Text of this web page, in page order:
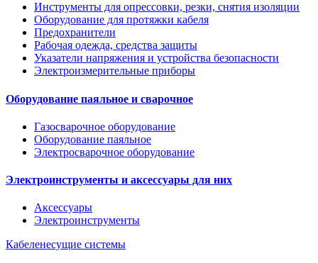
Инструменты для опрессовки, резки, снятия изоляции
Оборудование для протяжки кабеля
Предохранители
Рабочая одежда, средства защиты
Указатели напряжения и устройства безопасности
Электроизмерительные приборы
Оборудование паяльное и сварочное
Газосварочное оборудование
Оборудование паяльное
Электросварочное оборудование
Электроинструменты и аксессуары для них
Аксессуары
Электроинструменты
Кабеленесущие системы